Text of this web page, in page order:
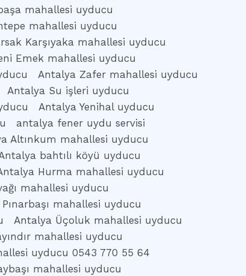
mahallesi uyducu
mahallesi uyducu
Karşıyaka mahallesi uyducu
Emek mahallesi uyducu
Antalya Zafer mahallesi uyducu
Antalya Su işleri uyducu
Antalya Yenihal uyducu
antalya fener uydu servisi
Altınkum mahallesi uyducu
bahtılı köyü uyducu
Hurma mahallesi uyducu
mahallesi uyducu
mahallesi uyducu
Antalya Üçoluk mahallesi uyducu
mahallesi uyducu
uyducu 0543 770 55 64
mahallesi uyducu